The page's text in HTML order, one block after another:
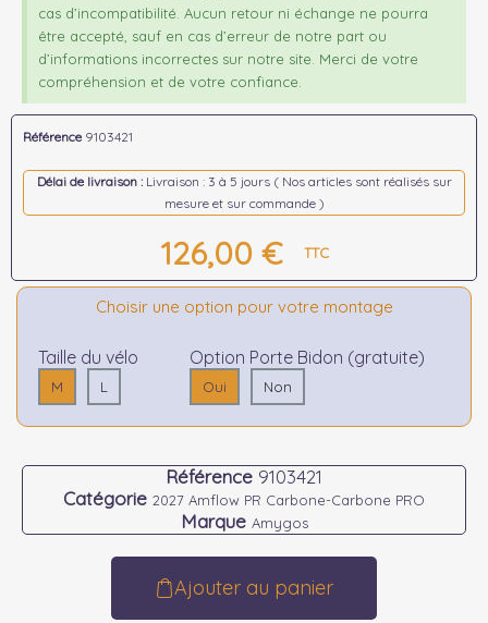
cas d’incompatibilité. Aucun retour ni échange ne pourra
être accepté, sauf en cas d’erreur de notre part ou
d’informations incorrectes sur notre site. Merci de votre
compréhension et de votre confiance.
Référence 9103421
Délai de livraison : Livraison : 3 à 5 jours ( Nos articles sont réalisés sur
mesure et sur commande )
126,00 € TTC
Choisir une option pour votre montage
Taille du vélo
M L
Option Porte Bidon (gratuite)
Oui Non
Référence 9103421
Catégorie 2027 Amflow PR Carbone-Carbone PRO
Marque Amygos
Ajouter au panier